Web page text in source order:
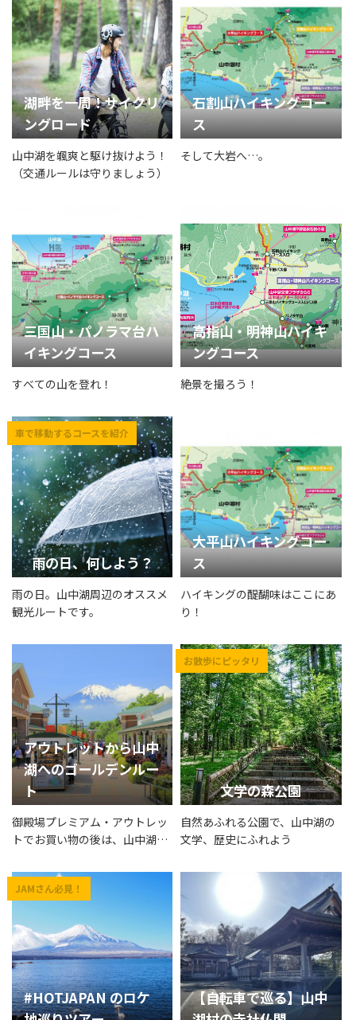
湖畔を一周！サイクリ
ングロード
山中湖を颯爽と駆け抜けよう！
（交通ルールは守りましょう）
石割山ハイキングコー
ス
そして大岩へ…。
三国山・パノラマ台ハ
イキングコース
すべての山を登れ！
高指山・明神山ハイキ
ングコース
絶景を撮ろう！
雨の日、何しよう？
雨の日。山中湖周辺のオススメ
観光ルートです。
大平山ハイキングコー
ス
ハイキングの醍醐味はここにあ
り！
アウトレットから山中
湖へのゴールデンルー
ト
御殿場プレミアム・アウトレッ
トでお買い物の後は、山中湖で
文学の森公園
自然あふれる公園で、山中湖の
文学、歴史にふれよう
#HOTJAPAN のロケ
【自転車で巡る】山中